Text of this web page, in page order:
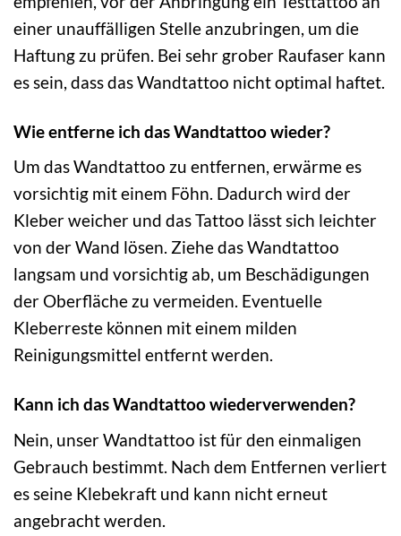
einer unauffälligen Stelle anzubringen, um die
Haftung zu prüfen. Bei sehr grober Raufaser kann
es sein, dass das Wandtattoo nicht optimal haftet.
Wie entferne ich das Wandtattoo wieder?
Um das Wandtattoo zu entfernen, erwärme es
vorsichtig mit einem Föhn. Dadurch wird der
Kleber weicher und das Tattoo lässt sich leichter
von der Wand lösen. Ziehe das Wandtattoo
langsam und vorsichtig ab, um Beschädigungen
der Oberfläche zu vermeiden. Eventuelle
Kleberreste können mit einem milden
Reinigungsmittel entfernt werden.
Kann ich das Wandtattoo wiederverwenden?
Nein, unser Wandtattoo ist für den einmaligen
Gebrauch bestimmt. Nach dem Entfernen verliert
es seine Klebekraft und kann nicht erneut
angebracht werden.